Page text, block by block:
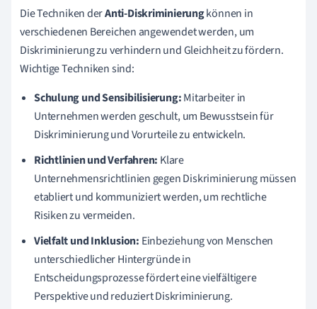
Die Techniken derAnti-Diskriminierungkönnen in
verschiedenen Bereichen angewendet werden, um
Diskriminierung zu verhindern und Gleichheit zu fördern.
Wichtige Techniken sind:
Schulung und Sensibilisierung:Mitarbeiter in
Unternehmen werden geschult, um Bewusstsein für
Diskriminierung und Vorurteile zu entwickeln.
Richtlinien und Verfahren: Klare
Unternehmensrichtlinien gegen Diskriminierung müssen
etabliert und kommuniziert werden, um rechtliche
Risiken zu vermeiden.
Vielfalt und Inklusion: Einbeziehung von Menschen
unterschiedlicher Hintergründe in
Entscheidungsprozesse fördert eine vielfältigere
Perspektive und reduziert Diskriminierung.